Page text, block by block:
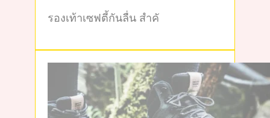
รองเท้าเซฟตี้กันลื่น สำคั